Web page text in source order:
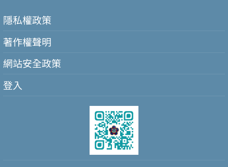
隱私權政策
著作權聲明
網站安全政策
登入